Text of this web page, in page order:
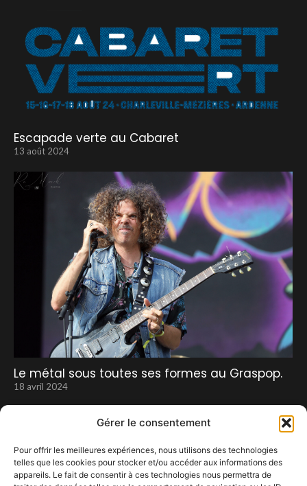
Gérer le consentement
Pour offrir les meilleures expériences, nous utilisons des technologies
telles que les cookies pour stocker et/ou accéder aux informations des
appareils. Le fait de consentir à ces technologies nous permettra de
Escapade verte au Cabaret
13 août 2024
Le métal sous toutes ses formes au Graspop.
18 avril 2024